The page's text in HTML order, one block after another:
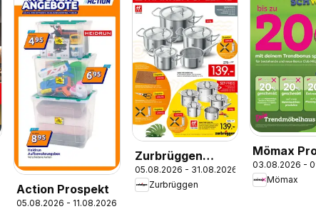
Action Prospekt
05.08.2026 - 11.08.2026
Zurbrüggen
Zwilling Marken-
Spezial
05.08.2026 - 31.08.2026
Zurbrüggen
Mömax
03.08.2026 -
Mömax